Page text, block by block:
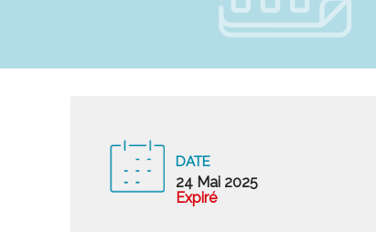
DATE
24 Mai 2025
Expiré